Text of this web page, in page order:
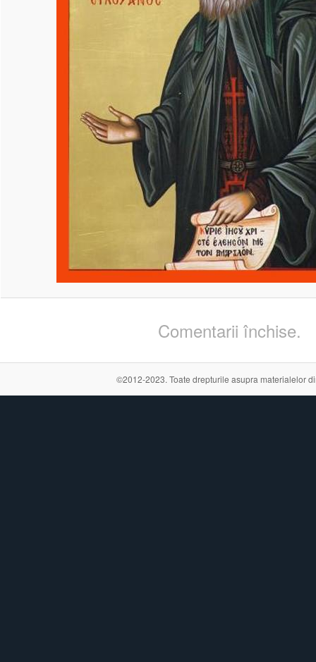
Comentarii închise.
©2012-2023. Toate drepturile asupra materialelor